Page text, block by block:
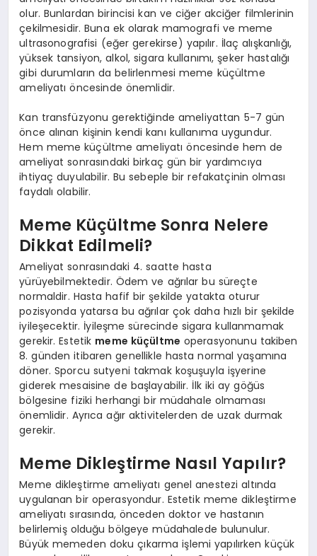
olur. Bunlardan birincisi kan ve ciğer akciğer filmlerinin
çekilmesidir. Buna ek olarak mamografi ve meme
ultrasonografisi (eğer gerekirse) yapılır. İlaç alışkanlığı,
yüksek tansiyon, alkol, sigara kullanımı, şeker hastalığı
gibi durumların da belirlenmesi meme küçültme
ameliyatı öncesinde önemlidir.
Kan transfüzyonu gerektiğinde ameliyattan 5-7 gün
önce alınan kişinin kendi kanı kullanıma uygundur.
Hem meme küçültme ameliyatı öncesinde hem de
ameliyat sonrasındaki birkaç gün bir yardımcıya
ihtiyaç duyulabilir. Bu sebeple bir refakatçinin olması
faydalı olabilir.
Meme Küçültme Sonra Nelere
Dikkat Edilmeli?
Ameliyat sonrasındaki 4. saatte hasta
yürüyebilmektedir. Ödem ve ağrılar bu süreçte
normaldir. Hasta hafif bir şekilde yatakta oturur
pozisyonda yatarsa bu ağrılar çok daha hızlı bir şekilde
iyileşecektir. İyileşme sürecinde sigara kullanmamak
gerekir. Estetik meme küçültme operasyonunu takiben
8. günden itibaren genellikle hasta normal yaşamına
döner. Sporcu sutyeni takmak koşuşuyla işyerine
giderek mesaisine de başlayabilir. İlk iki ay göğüs
bölgesine fiziki herhangi bir müdahale olmaması
önemlidir. Ayrıca ağır aktivitelerden de uzak durmak
gerekir.
Meme Dikleştirme Nasıl Yapılır?
Meme dikleştirme ameliyatı genel anestezi altında
uygulanan bir operasyondur. Estetik meme dikleştirme
ameliyatı sırasında, önceden doktor ve hastanın
belirlemiş olduğu bölgeye müdahalede bulunulur.
Büyük memeden doku çıkarma işlemi yapılırken küçük